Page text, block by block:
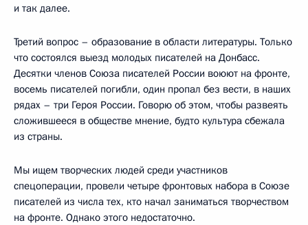
и так далее.
Третий вопрос – образование в области литературы. Только
что состоялся выезд молодых писателей на Донбасс.
Десятки членов Союза писателей России воюют на фронте,
восемь писателей погибли, один пропал без вести, в наших
рядах – три Героя России. Говорю об этом, чтобы развеять
сложившееся в обществе мнение, будто культура сбежала
из страны.
Мы ищем творческих людей среди участников
спецоперации, провели четыре фронтовых набора в Союзе
писателей из числа тех, кто начал заниматься творчеством
на фронте. Однако этого недостаточно.